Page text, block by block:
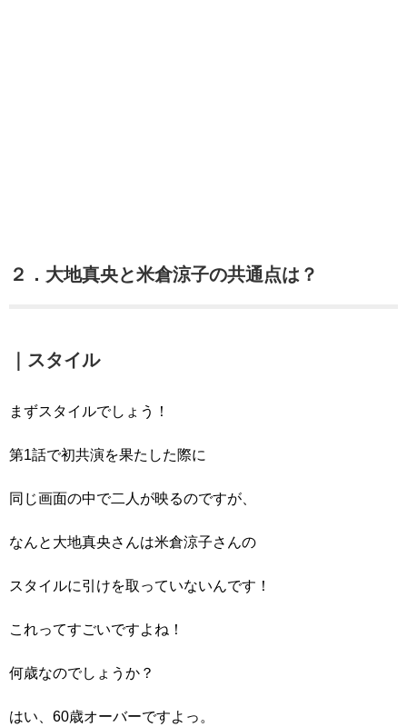
２．大地真央と米倉涼子の共通点は？
｜スタイル
まずスタイルでしょう！
第1話で初共演を果たした際に
同じ画面の中で二人が映るのですが、
なんと大地真央さんは米倉涼子さんの
スタイルに引けを取っていないんです！
これってすごいですよね！
何歳なのでしょうか？
はい、60歳オーバーですよっ。